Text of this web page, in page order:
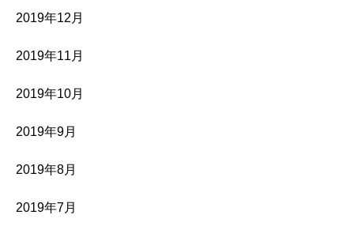
2019年12月
2019年11月
2019年10月
2019年9月
2019年8月
2019年7月